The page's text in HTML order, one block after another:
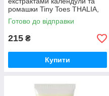
ромашки Tiny Toes THALIA,
100 г (вік 0+)
Готово до відправки
215 ₴
Купити